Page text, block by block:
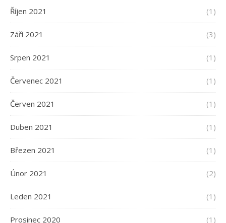
Říjen 2021 (1)
Září 2021 (3)
Srpen 2021 (1)
Červenec 2021 (1)
Červen 2021 (1)
Duben 2021 (1)
Březen 2021 (1)
Únor 2021 (2)
Leden 2021 (1)
Prosinec 2020 (1)